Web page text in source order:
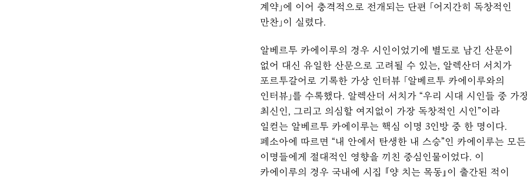
계약」에 이어 충격적으로 전개되는 단편 「어지간히 독창적인
만찬」이 실렸다.
알베르투 카에이루의 경우 시인이었기에 별도로 남긴 산문이
없어 대신 유일한 산문으로 고려될 수 있는, 알렉산더 서치가
포르투갈어로 기록한 가상 인터뷰 「알베르투 카에이루와의
인터뷰」를 수록했다. 알렉산더 서치가 “우리 시대 시인들 중 가
최신인, 그리고 의심할 여지없이 가장 독창적인 시인”이라
일컫는 알베르투 카에이루는 핵심 이명 3인방 중 한 명이다.
페소아에 따르면 “내 안에서 탄생한 내 스승”인 카에이루는 모든
이명들에게 절대적인 영향을 끼친 중심인물이었다. 이
카에이루의 경우 국내에 시집 『양 치는 목동』이 출간된 적이